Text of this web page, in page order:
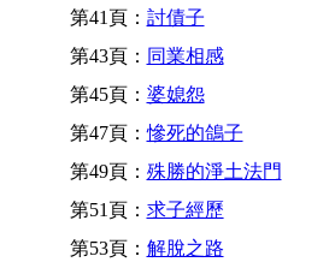
第41頁： 討債子
第43頁： 同業相感
第45頁： 婆媳怨
第47頁：慘死的鴿子
第49頁： 殊勝的淨土法門
第51頁： 求子經歷
第53頁： 解脫之路